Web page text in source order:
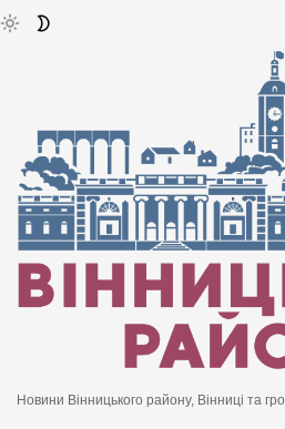
Новини Вінницького району, Вінниці та